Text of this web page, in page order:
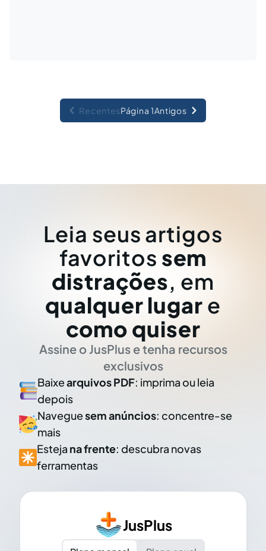
RecentesPágina 1Antigos
Leia seus artigos
favoritos sem
distrações, em
qualquer lugar e
como quiser
Assine o JusPlus e tenha recursos
exclusivos
Baixearquivos PDF: imprima ou leia
depois
Naveguesem anúncios: concentre-se
mais
Esteja na frente: descubra novas
ferramentas
JusPlus